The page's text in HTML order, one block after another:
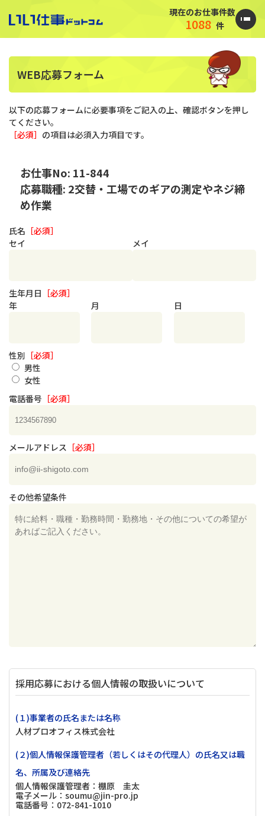
現在のお仕事件数
1088 件
WEB応募フォーム
以下の応募フォームに必要事項をご記入の上、確認ボタンを押し
てください。
［必須］ の項目は必須入力項目です。
お仕事No: 11-844
応募職種: 2交替・工場でのギアの測定やネジ締
め作業
氏名 ［必須］
セイ
メイ
生年月日 ［必須］
年
月 日
性別 ［必須］
男性
女性
電話番号 ［必須］
メールアドレス ［必須］
その他希望条件
採用応募における個人情報の取扱いについて
(１)事業者の氏名または名称
人材プロオフィス株式会社
(２)個人情報保護管理者（若しくはその代理人）の氏名又は職
名、所属及び連絡先
個人情報保護管理者：棚原 圭太
電子メール：soumu@jin-pro.jp
電話番号：072-841-1010